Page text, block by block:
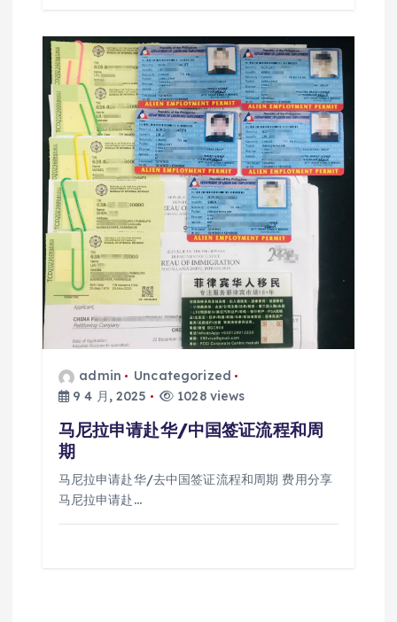
admin
Uncategorized
9 4 月, 2025
1028 views
马尼拉申请赴华/中国签证流程和周
期
马尼拉申请赴华/去中国签证流程和周期 费用分享
马尼拉申请赴…